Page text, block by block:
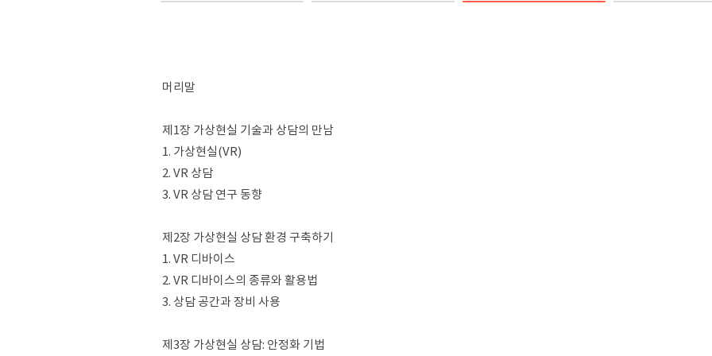
머리말
제1장 가상현실 기술과 상담의 만남
1. 가상현실(VR)
2. VR 상담
3. VR 상담 연구 동향
제2장 가상현실 상담 환경 구축하기
1. VR 디바이스
2. VR 디바이스의 종류와 활용법
3. 상담 공간과 장비 사용
제3장 가상현실 상담: 안정화 기법